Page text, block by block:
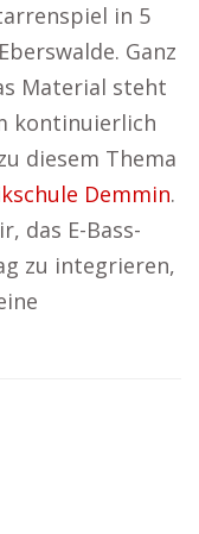
in 5
Ganz
Material steht
kontinuierlich
diesem Thema
Demmin.
das E-Bass-
zu integrieren,